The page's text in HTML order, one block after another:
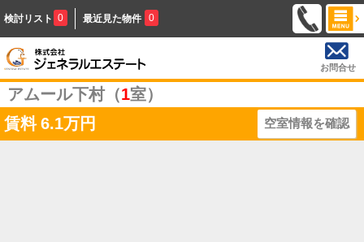
検討リスト 0 最近見た物件 0
お問合せ
アムール下村（1室）
賃料 6.1万円 空室情報を確認